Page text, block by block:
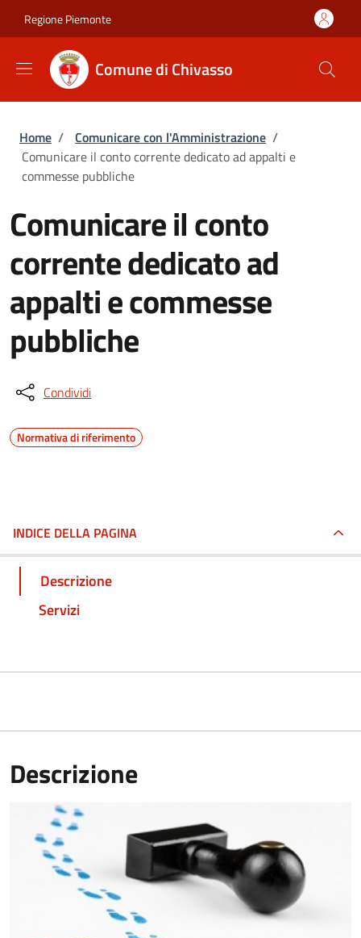
Regione Piemonte
Comune di Chivasso
Briciole di pane
Home / Comunicare con l'Amministrazione /
Comunicare il conto corrente dedicato ad appalti e
commesse pubbliche
Comunicare il conto
corrente dedicato ad
appalti e commesse
pubbliche
Condividi
Normativa di riferimento
INDICE DELLA PAGINA
Descrizione
Servizi
Descrizione